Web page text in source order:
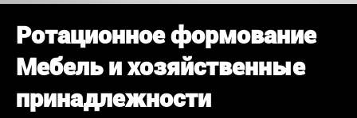
Ротационное формование
Мебель и хозяйственные
принадлежности